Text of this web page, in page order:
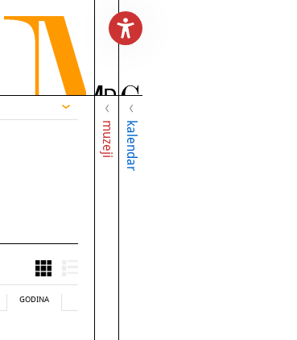
muzeji kalendar
GODINA